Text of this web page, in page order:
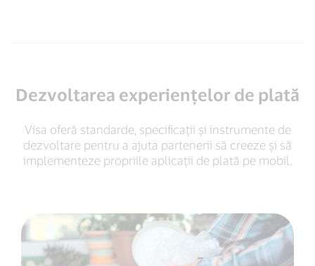
Dezvoltarea experiențelor de plată
Visa oferă standarde, specificații și instrumente de
dezvoltare pentru a ajuta partenerii să creeze și să
implementeze propriile aplicații de plată pe mobil.